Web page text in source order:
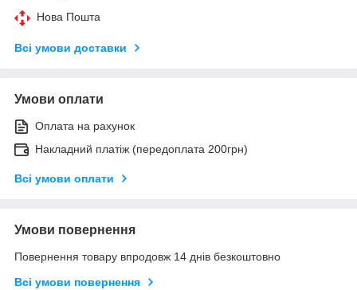
Нова Пошта
Всі умови доставки
Умови оплати
Оплата на рахунок
Накладний платіж (передоплата 200грн)
Всі умови оплати
Умови повернення
Повернення товару впродовж 14 днів безкоштовно
Всі умови повернення